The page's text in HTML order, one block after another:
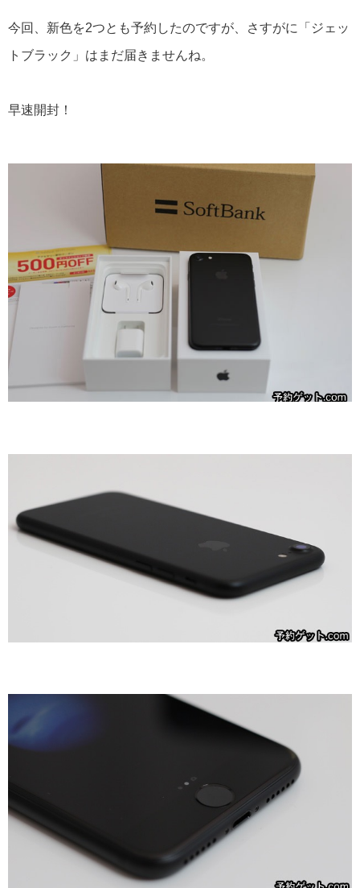
今回、新色を2つとも予約したのですが、さすがに「ジェッ
トブラック」はまだ届きませんね。
早速開封！